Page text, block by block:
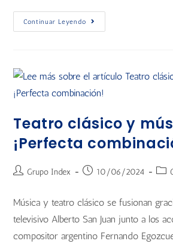
Continuar Leyendo
Teatro clásico y
¡Perfecta
Grupo Index 10/06/2024
Música y teatro clásico se fusionan
televisivo Alberto San Juan junto a los
compositor argentino Fernando